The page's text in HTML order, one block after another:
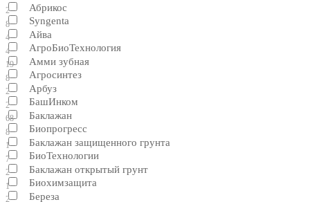
2
Syngenta
4
АгроБиоТехнология
19
Агросинтез
2
БашИнком
68
Биопрогресс
1
БиоТехнологии
2
Биохимзащита
2
Абрикос
8
Айва
4
Амми зубная
8
Арбуз
2
Баклажан
8
Баклажан защищенного грунта
7
Баклажан открытый грунт
1
Береза